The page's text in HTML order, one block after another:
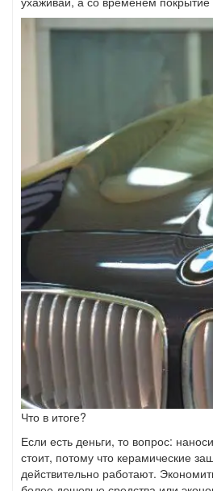
Что в итоге?
Если есть деньги, то вопрос:
стоит, потому что керамические
действительно работают.